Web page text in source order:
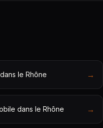
le Rhône →
dans le Rhône →